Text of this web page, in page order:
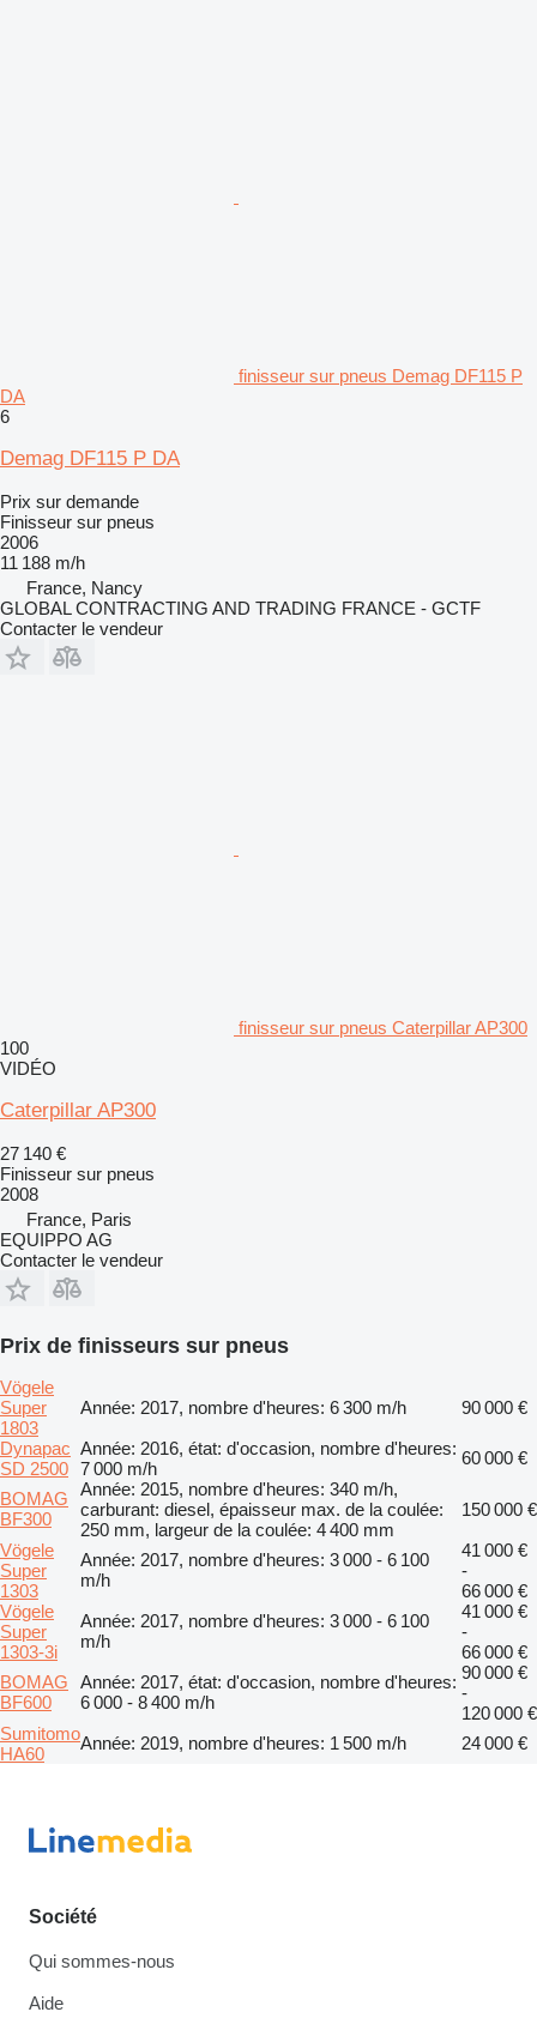
finisseur sur pneus Demag DF115 P
DA
6
Demag DF115 P DA
Prix sur demande
Finisseur sur pneus
2006
11 188 m/h
France, Nancy
GLOBAL CONTRACTING AND TRADING FRANCE - GCTF
Contacter le vendeur
finisseur sur pneus Caterpillar AP300
100
VIDÉO
Caterpillar AP300
27 140 €
Finisseur sur pneus
2008
France, Paris
EQUIPPO AG
Contacter le vendeur
Prix de finisseurs sur pneus
Vögele
Super
1803
Année: 2017, nombre d'heures: 6 300 m/h
90 000 €
Dynapac
SD 2500
Année: 2016, état: d'occasion, nombre d'heures:
7 000 m/h
60 000 €
BOMAG
BF300
Année: 2015, nombre d'heures: 340 m/h,
carburant: diesel, épaisseur max. de la coulée:
250 mm, largeur de la coulée: 4 400 mm
150 000 €
Vögele
Super
1303
Année: 2017, nombre d'heures: 3 000 - 6 100
m/h
41 000 €
-
66 000 €
Vögele
Super
1303-3i
Année: 2017, nombre d'heures: 3 000 - 6 100
m/h
41 000 €
-
66 000 €
BOMAG
BF600
Année: 2017, état: d'occasion, nombre d'heures:
6 000 - 8 400 m/h
90 000 €
-
120 000 €
Sumitomo
HA60
Année: 2019, nombre d'heures: 1 500 m/h 24 000 €
Société
Qui sommes-nous
Aide